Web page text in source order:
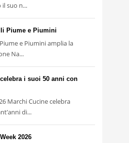
il suo n...
Piume e Piumini
e Piumini amplia la
Na...
i suoi 50 anni con
Marchi Cucine celebra
di...
2026